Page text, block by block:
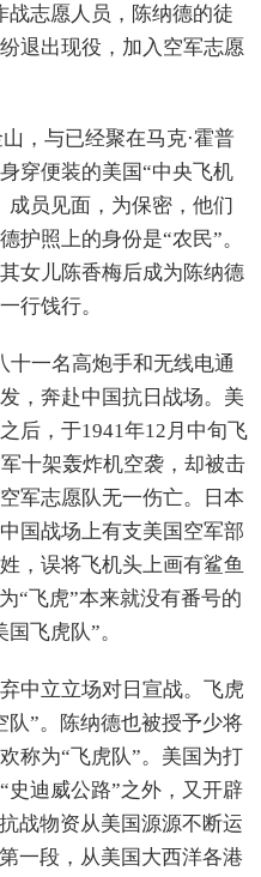
战志愿人员，陈纳德的徒
退出现役，加入空军志愿
，与已经聚在马克·霍普
穿便装的美国“中央飞机
成员见面，为保密，他们
护照上的身份是“农民”。
女儿陈香梅后成为陈纳德
行饯行。
十一名高炮手和无线电通
，奔赴中国抗日战场。美
后，于1941年12月中旬飞
十架轰炸机空袭，却被击
军志愿队无一伤亡。日本
国战场上有支美国空军部
，误将飞机头上画有鲨鱼
“飞虎”本来就没有番号的
飞虎队”。
中立立场对日宣战。飞虎
队”。陈纳德也被授予少将
称为“飞虎队”。美国为打
史迪威公路”之外，又开辟
战物资从美国源源不断运
一段，从美国大西洋各港